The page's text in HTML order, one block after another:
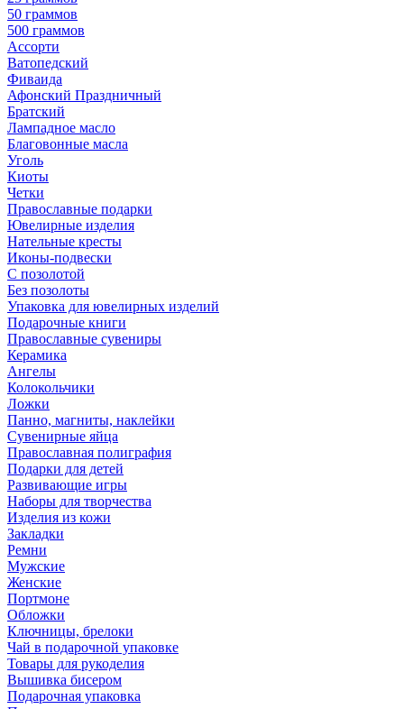
50 граммов
500 граммов
Ассорти
Ватопедский
Фиваида
Афонский Праздничный
Братский
Лампадное масло
Благовонные масла
Уголь
Киоты
Четки
Православные подарки
Ювелирные изделия
Нательные кресты
Иконы-подвески
С позолотой
Без позолоты
Упаковка для ювелирных изделий
Подарочные книги
Православные сувениры
Керамика
Ангелы
Колокольчики
Ложки
Панно, магниты, наклейки
Сувенирные яйца
Православная полиграфия
Подарки для детей
Развивающие игры
Наборы для творчества
Изделия из кожи
Закладки
Ремни
Мужские
Женские
Портмоне
Обложки
Ключницы, брелоки
Чай в подарочной упаковке
Товары для рукоделия
Вышивка бисером
Подарочная упаковка